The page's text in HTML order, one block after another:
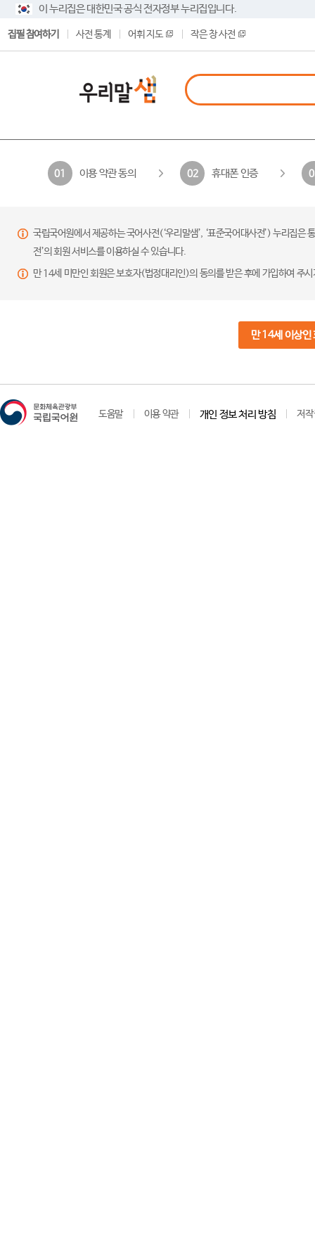
이 누리집은 대한민국 공식 전자정부 누리집입니다.
집필 참여하기 사전 통계 어휘 지도 작은 창 사전
01 이용 약관 동의 02 휴대폰 인증
국립국어원에서 제공하는 국어사전(‘우리말샘’, ‘표준국어대사전’) 누리집
전’의 회원 서비스를 이용하실 수 있습니다.
만 14세 미만인 회원은 보호자(법정대리인)의 동의를 받은 후에 가입하여 주
만 14세 이상인
도움말 이용 약관 개인 정보 처리 방침 저